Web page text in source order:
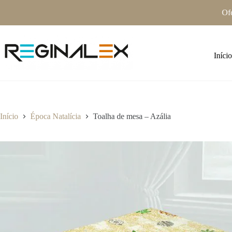
Início
Início Época Natalícia Toalha de mesa – Azália